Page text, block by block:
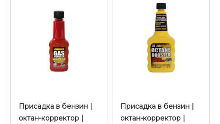
Присадка в бензин |
октан-корректор |
Присадка в бензин |
октан-корректор |